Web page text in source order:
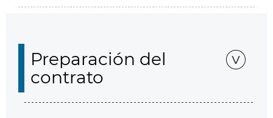
Preparación del
contrato